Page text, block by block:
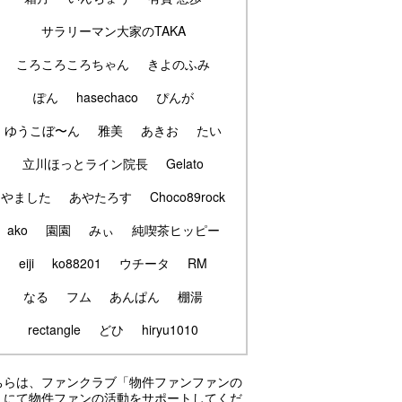
サラリーマン大家のTAKA
ころころころちゃん
きよのふみ
ぽん
hasechaco
ぴんが
ゆうこぼ〜ん
雅美 あきお
たい
立川ほっとライン院長
Gelato
やました
あやたろす
Choco89rock
ako
園園 みぃ
純喫茶ヒッピー
eiji
ko88201 ウチータ
RM
なる
フム あんぱん
棚湯
rectangle
どひ hiryu1010
らは、ファンクラブ「物件ファンファンの
にて物件ファンの活動をサポートしてくだ